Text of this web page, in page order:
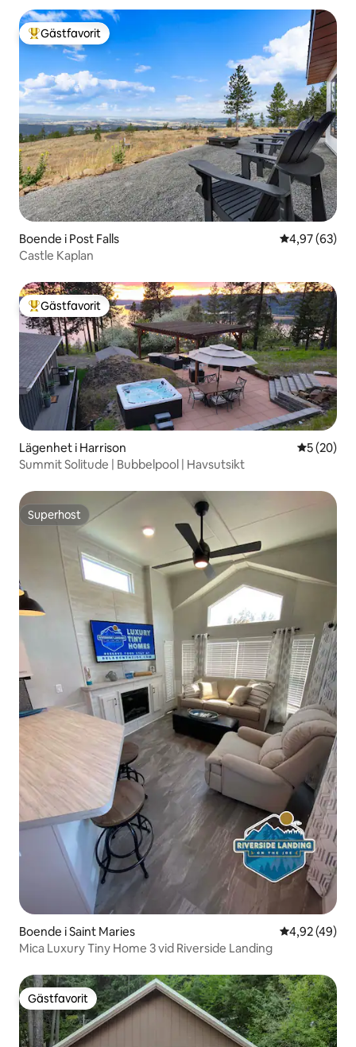
Populär gästfavorit
Gästfavorit
Boende i Post Falls 4,97 av 5 i
4,97 (63)
Castle Kaplan
Populär gästfavorit
Gästfavorit
Lägenhet i Harrison 5 av 5 i
5 (20)
Summit Solitude | Bubbelpool | Havsutsikt
Superhost
Superhost
Boende i Saint Maries 4,92 av 5 i
4,92 (49)
Mica Luxury Tiny Home 3 vid Riverside Landing
Gästfavorit
Gästfavorit